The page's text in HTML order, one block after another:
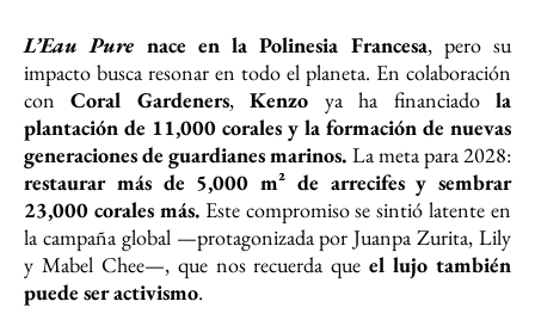
L’Eau Pure nace en la Polinesia Francesa, pero su
impacto busca resonar en todo el planeta. En colaboración
conCoral Gardeners,Kenzo ya ha financiadola
plantación de 11,000 corales y la formación de nuevas
generaciones de guardianes marinos. La meta para 2028:
restaurar más de 5,000 m² de arrecifes y sembrar
23,000 corales más. Este compromiso se sintió latente en
la campaña global —protagonizada por Juanpa Zurita, Lily
y Mabel Chee—, que nos recuerda queel lujo también
puede ser activismo.